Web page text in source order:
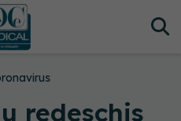
redeschis